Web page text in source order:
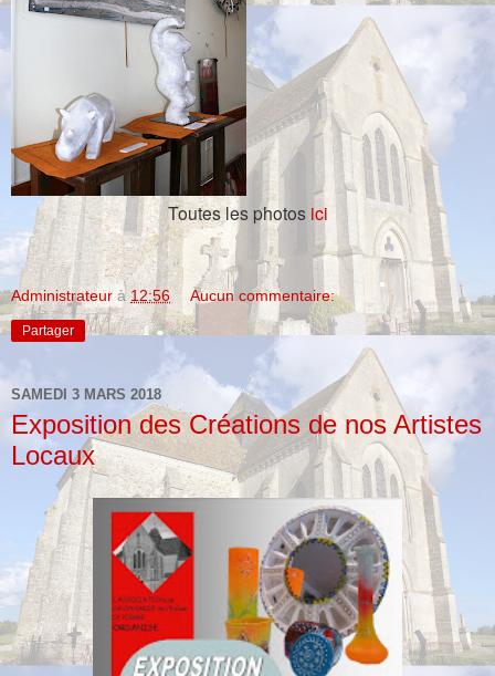
Toutes les photos ici
Administrateur à 12:56 Aucun commentaire:
Partager
SAMEDI 3 MARS 2018
Exposition des Créations de nos Artistes
Locaux